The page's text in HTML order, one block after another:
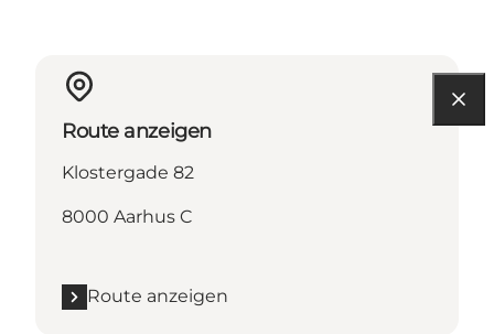
Route anzeigen
Klostergade 82
8000 Aarhus C
Route anzeigen